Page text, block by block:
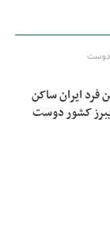
دوست
ایران ساکن
کشور دوست